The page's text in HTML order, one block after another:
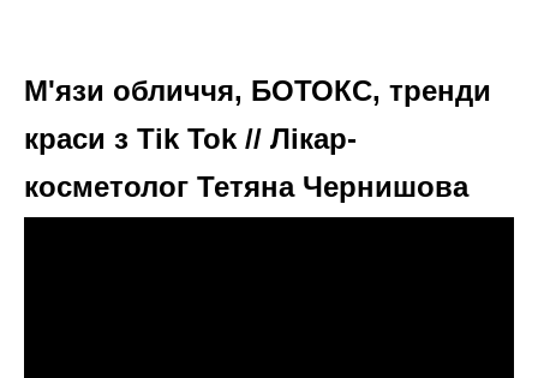
М'язи обличчя, БОТОКС, тренди
краси з Tik Tok // Лікар-
косметолог Тетяна Чернишова